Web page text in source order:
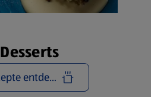
Desserts
Rezepte entdecken